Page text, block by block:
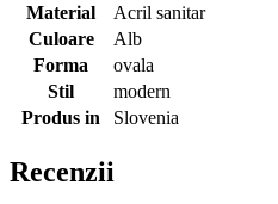
Material
Acril sanitar
Culoare
Alb
Forma
ovala
Stil
modern
Produs in
Slovenia
Recenzii